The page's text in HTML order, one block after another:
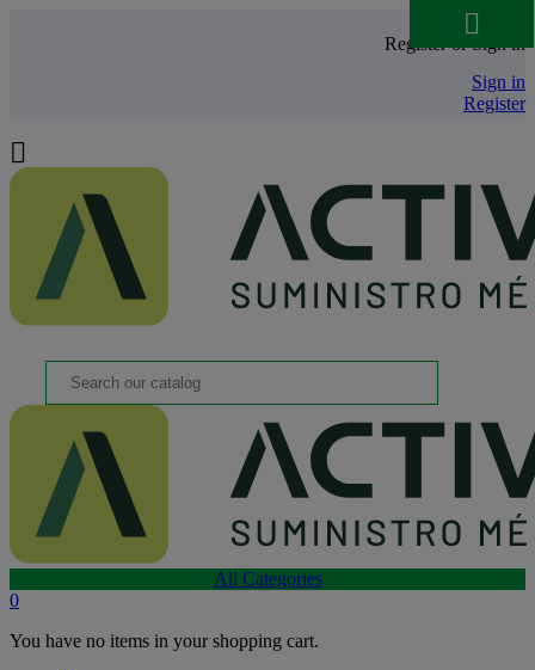
Register or Sign in
Sign in
Register


All Categories
0
You have no items in your shopping cart.